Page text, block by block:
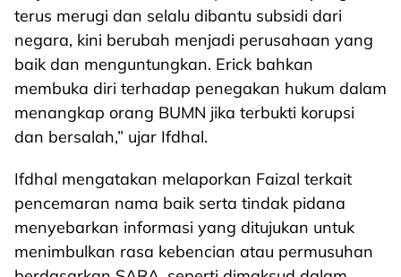
terus merugi dan selalu dibantu subsidi dari
negara, kini berubah menjadi perusahaan yang
baik dan menguntungkan. Erick bahkan
membuka diri terhadap penegakan hukum dalam
menangkap orang BUMN jika terbukti korupsi
dan bersalah,” ujar Ifdhal.
Ifdhal mengatakan melaporkan Faizal terkait
pencemaran nama baik serta tindak pidana
menyebarkan informasi yang ditujukan untuk
menimbulkan rasa kebencian atau permusuhan